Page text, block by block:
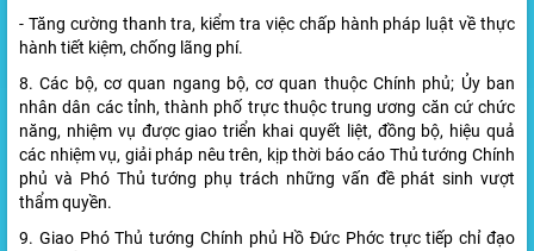
- Tăng cường thanh tra, kiểm tra việc chấp hành pháp luật về thực
hành tiết kiệm, chống lãng phí.
8. Các bộ, cơ quan ngang bộ, cơ quan thuộc Chính phủ; Ủy ban
nhân dân các tỉnh, thành phố trực thuộc trung ương căn cứ chức
năng, nhiệm vụ được giao triển khai quyết liệt, đồng bộ, hiệu quả
các nhiệm vụ, giải pháp nêu trên, kịp thời báo cáo Thủ tướng Chính
phủ và Phó Thủ tướng phụ trách những vấn đề phát sinh vượt
thẩm quyền.
9. Giao Phó Thủ tướng Chính phủ Hồ Đức Phớc trực tiếp chỉ đạo